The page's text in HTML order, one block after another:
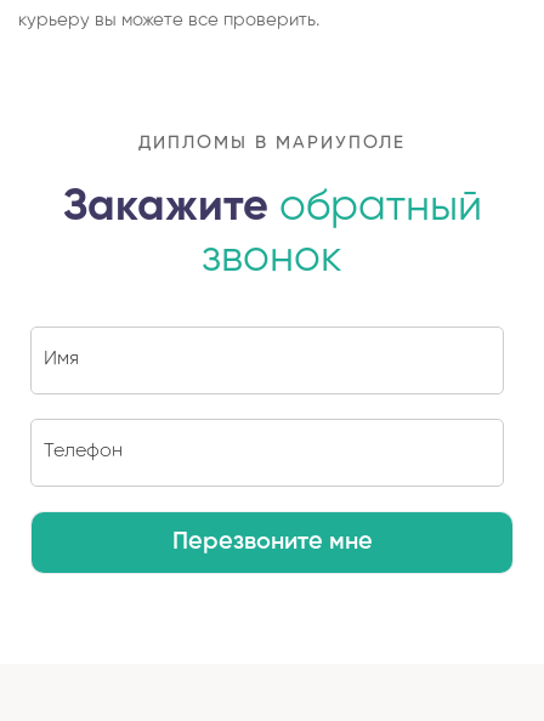
курьеру вы можете все проверить.
ДИПЛОМЫ В МАРИУПОЛЕ
Закажите обратный
звонок
Перезвоните мне